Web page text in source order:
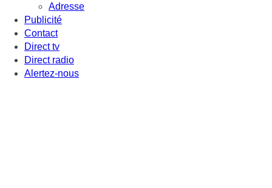
Adresse
Publicité
Contact
Direct tv
Direct radio
Alertez-nous